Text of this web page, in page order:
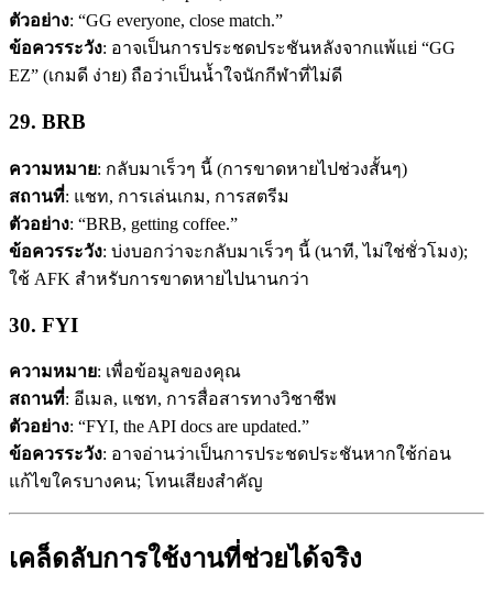
ตัวอย่าง: “GG everyone, close match.”
ข้อควรระวัง: อาจเป็นการประชดประชันหลังจากแพ้แย่ “GG
EZ” (เกมดี ง่าย) ถือว่าเป็นน้ำใจนักกีฬาที่ไม่ดี
29. BRB
ความหมาย: กลับมาเร็วๆ นี้ (การขาดหายไปช่วงสั้นๆ)
สถานที่: แชท, การเล่นเกม, การสตรีม
ตัวอย่าง: “BRB, getting coffee.”
ข้อควรระวัง: บ่งบอกว่าจะกลับมาเร็วๆ นี้ (นาที, ไม่ใช่ชั่วโมง);
ใช้ AFK สำหรับการขาดหายไปนานกว่า
30. FYI
ความหมาย: เพื่อข้อมูลของคุณ
สถานที่: อีเมล, แชท, การสื่อสารทางวิชาชีพ
ตัวอย่าง: “FYI, the API docs are updated.”
ข้อควรระวัง: อาจอ่านว่าเป็นการประชดประชันหากใช้ก่อน
แก้ไขใครบางคน; โทนเสียงสำคัญ
เคล็ดลับการใช้งานที่ช่วยได้จริง